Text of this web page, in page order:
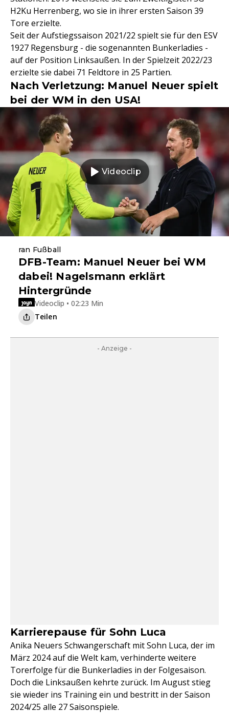
H2Ku Herrenberg, wo sie in ihrer ersten Saison 39
Tore erzielte.
Seit der Aufstiegssaison 2021/22 spielt sie für den ESV
1927 Regensburg - die sogenannten Bunkerladies -
auf der Position Linksaußen. In der Spielzeit 2022/23
erzielte sie dabei 71 Feldtore in 25 Partien.
Nach Verletzung: Manuel Neuer spielt
bei der WM in den USA!
Videoclip
ran Fußball
DFB-Team: Manuel Neuer bei WM
dabei! Nagelsmann erklärt
Hintergründe
Videoclip • 02:23 Min
Teilen
- Anzeige -
Karrierepause für Sohn Luca
Anika Neuers Schwangerschaft mit Sohn Luca, der im
März 2024 auf die Welt kam, verhinderte weitere
Torerfolge für die Bunkerladies in der Folgesaison.
Doch die Linksaußen kehrte zurück. Im August stieg
sie wieder ins Training ein und bestritt in der Saison
2024/25 alle 27 Saisonspiele.